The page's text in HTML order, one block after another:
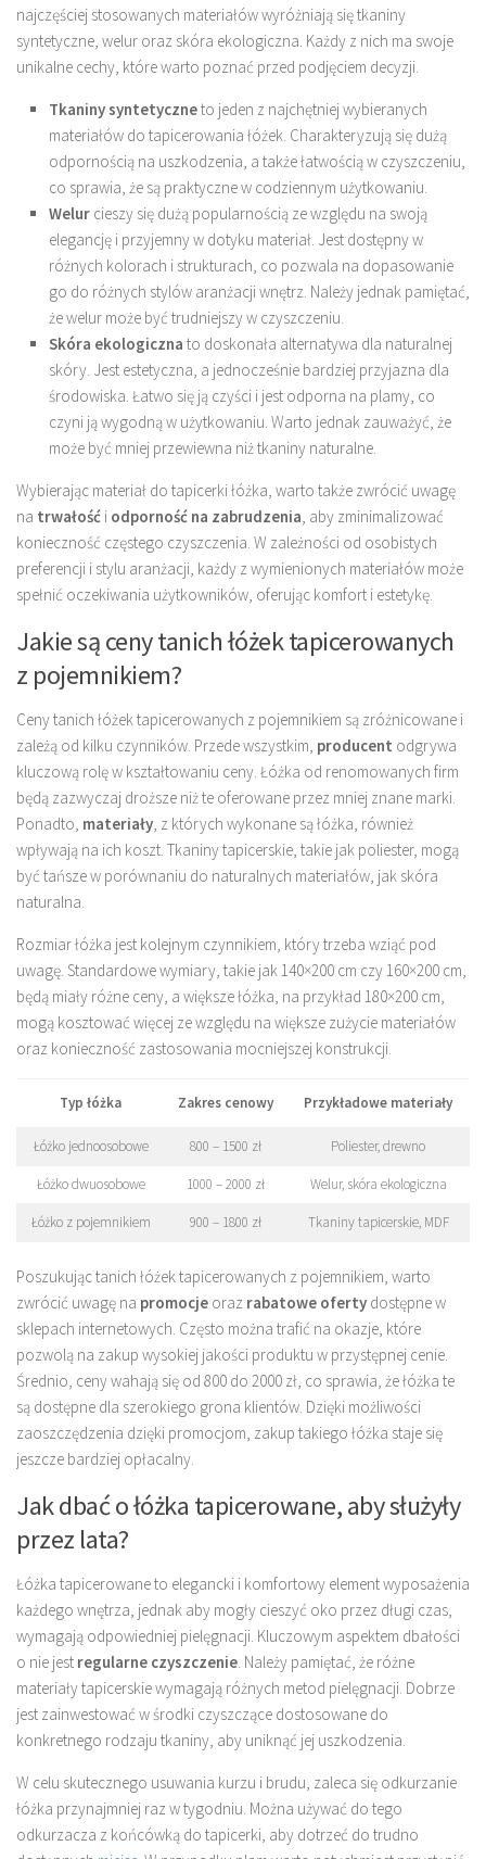
najczęściej stosowanych materiałów wyróżniają się tkaniny
syntetyczne, welur oraz skóra ekologiczna. Każdy z nich ma swoje
unikalne cechy, które warto poznać przed podjęciem decyzji.
Tkaniny syntetyczneto jeden z najchętniej wybieranych
materiałów do tapicerowania łóżek. Charakteryzują się dużą
odpornością na uszkodzenia, a także łatwością w czyszczeniu,
co sprawia, że są praktyczne w codziennym użytkowaniu.
Welur cieszy się dużą popularnością ze względu na swoją
elegancję i przyjemny w dotyku materiał. Jest dostępny w
różnych kolorach i strukturach, co pozwala na dopasowanie
go do różnych stylów aranżacji wnętrz. Należy jednak pamiętać,
że welur może być trudniejszy w czyszczeniu.
Skóra ekologiczna to doskonała alternatywa dla naturalnej
skóry. Jest estetyczna, a jednocześnie bardziej przyjazna dla
środowiska. Łatwo się ją czyści i jest odporna na plamy, co
czyni ją wygodną w użytkowaniu. Warto jednak zauważyć, że
może być mniej przewiewna niż tkaniny naturalne.
Wybierając materiał do tapicerki łóżka, warto także zwrócić uwagę
na trwałość i odporność na zabrudzenia, aby zminimalizować
konieczność częstego czyszczenia. W zależności od osobistych
preferencji i stylu aranżacji, każdy z wymienionych materiałów może
spełnić oczekiwania użytkowników, oferując komfort i estetykę.
Jakie są ceny tanich łóżek tapicerowanych
z pojemnikiem?
Ceny tanich łóżek tapicerowanych z pojemnikiem są zróżnicowane i
zależą od kilku czynników. Przede wszystkim, producent odgrywa
kluczową rolę w kształtowaniu ceny. Łóżka od renomowanych firm
będą zazwyczaj droższe niż te oferowane przez mniej znane marki.
Ponadto, materiały, z których wykonane są łóżka, również
wpływają na ich koszt. Tkaniny tapicerskie, takie jak poliester, mogą
być tańsze w porównaniu do naturalnych materiałów, jak skóra
naturalna.
Rozmiar łóżka jest kolejnym czynnikiem, który trzeba wziąć pod
uwagę. Standardowe wymiary, takie jak 140×200 cm czy 160×200 cm,
będą miały różne ceny, a większe łóżka, na przykład 180×200 cm,
mogą kosztować więcej ze względu na większe zużycie materiałów
oraz konieczność zastosowania mocniejszej konstrukcji.
Typ łóżka Zakres cenowy Przykładowe materiały
Łóżko jednoosobowe 800 – 1500 zł Poliester, drewno
Łóżko dwuosobowe 1000 – 2000 zł Welur, skóra ekologiczna
Łóżko z pojemnikiem 900 – 1800 zł Tkaniny tapicerskie, MDF
Poszukując tanich łóżek tapicerowanych z pojemnikiem, warto
zwrócić uwagę na promocje oraz rabatowe oferty dostępne w
sklepach internetowych. Często można trafić na okazje, które
pozwolą na zakup wysokiej jakości produktu w przystępnej cenie.
Średnio, ceny wahają się od 800 do 2000 zł, co sprawia, że łóżka te
są dostępne dla szerokiego grona klientów. Dzięki możliwości
zaoszczędzenia dzięki promocjom, zakup takiego łóżka staje się
jeszcze bardziej opłacalny.
Jak dbać o łóżka tapicerowane, aby służyły
przez lata?
Łóżka tapicerowane to elegancki i komfortowy element wyposażenia
każdego wnętrza, jednak aby mogły cieszyć oko przez długi czas,
wymagają odpowiedniej pielęgnacji. Kluczowym aspektem dbałości
o nie jest regularne czyszczenie. Należy pamiętać, że różne
materiały tapicerskie wymagają różnych metod pielęgnacji. Dobrze
jest zainwestować w środki czyszczące dostosowane do
konkretnego rodzaju tkaniny, aby uniknąć jej uszkodzenia.
W celu skutecznego usuwania kurzu i brudu, zaleca się odkurzanie
łóżka przynajmniej raz w tygodniu. Można używać do tego
odkurzacza z końcówką do tapicerki, aby dotrzeć do trudno